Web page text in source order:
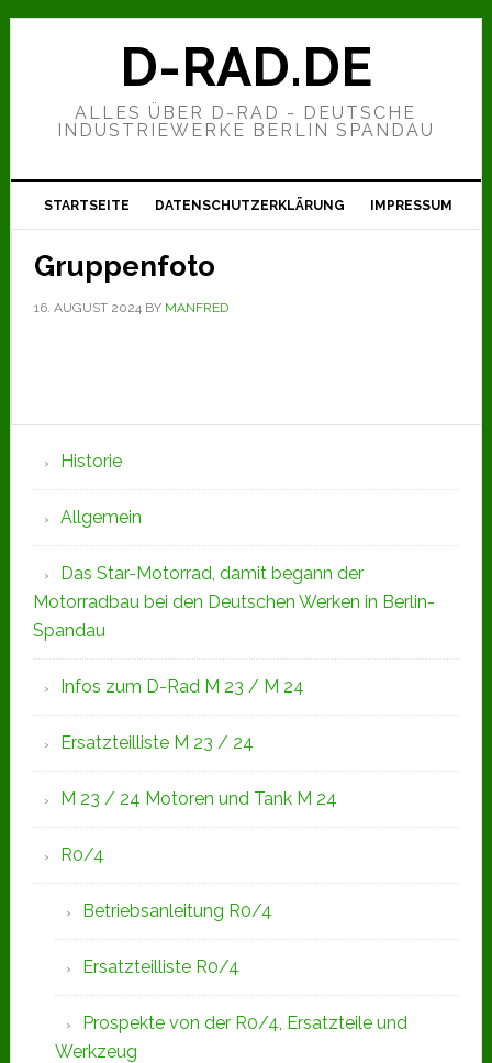
Zur
Hauptnavigation
Zum
Zur
D-RAD.DE
ALLES ÜBER D-RAD - DEUTSCHE
INDUSTRIEWERKE BERLIN SPANDAU
STARTSEITE DATENSCHUTZERKLÄRUNG IMPRESSUM
Gruppenfoto
16. AUGUST 2024BY MANFRED
Seitenspalte
Historie
Allgemein
Das Star-Motorrad, damit begann der
Motorradbau bei den Deutschen Werken in Berlin-
Spandau
Infos zum D-Rad M 23 / M 24
Ersatzteilliste M 23 / 24
M 23 / 24 Motoren und Tank M 24
R0/4
Betriebsanleitung R0/4
Ersatzteilliste R0/4
Prospekte von der R0/4, Ersatzteile und
Werkzeug